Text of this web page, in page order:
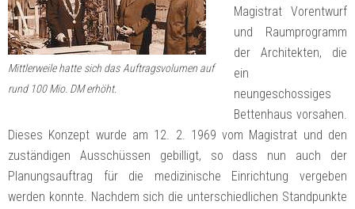
Mittlerweile hatte sich das Auftragsvolumen auf
rund 100 Mio. DM erhöht.
Magistrat Vorentwurf
und Raumprogramm
der Architekten, die
ein
neungeschossiges
Bettenhaus vorsahen.
Dieses Konzept wurde am 12. 2. 1969 vom Magistrat und den
zuständigen Ausschüssen gebilligt, so dass nun auch der
Planungsauftrag für die medizinische Einrichtung vergeben
werden konnte. Nachdem sich die unterschiedlichen Standpunkte